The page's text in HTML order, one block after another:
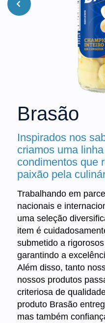
Brasão
Inspirados nos
criamos uma
condimentos que
paixão pela
Trabalhando em
nacionais e
uma seleção
item é
submetido a
garantindo a
Além disso, tanto
nossos produtos
criteriosa de
produto Brasão
mas também